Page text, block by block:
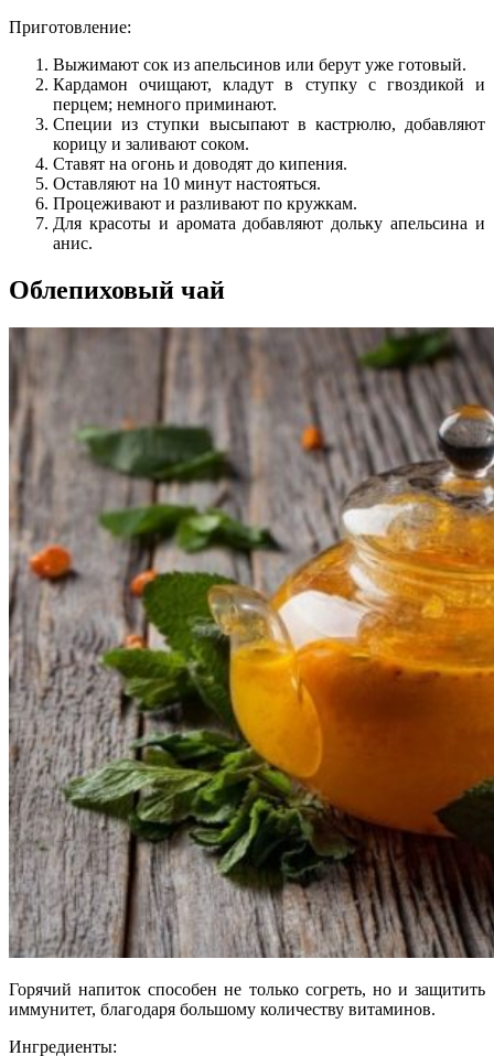
Приготовление:
Выжимают сок из апельсинов или берут уже готовый.
Кардамон очищают, кладут в ступку с гвоздикой и
перцем; немного приминают.
Специи из ступки высыпают в кастрюлю, добавляют
корицу и заливают соком.
Ставят на огонь и доводят до кипения.
Оставляют на 10 минут настояться.
Процеживают и разливают по кружкам.
Для красоты и аромата добавляют дольку апельсина и
анис.
Облепиховый чай
Горячий напиток способен не только согреть, но и защитить
иммунитет, благодаря большому количеству витаминов.
Ингредиенты: